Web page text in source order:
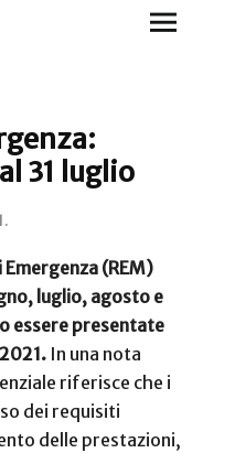
31 luglio
.
(REM)
luglio, agosto e
essere presentate
In una nota
riferisce che i
dei requisiti
delle prestazioni,